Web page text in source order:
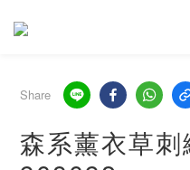
Share
森系薰衣草